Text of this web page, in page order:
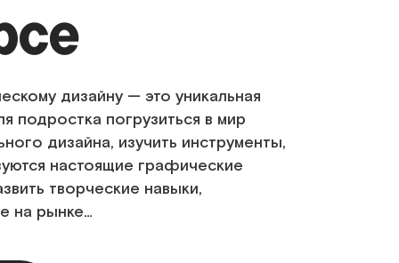
дизайну — это уникальная
подростка погрузиться в мир
дизайна, изучить инструменты,
настоящие графические
творческие навыки,
на рынке…